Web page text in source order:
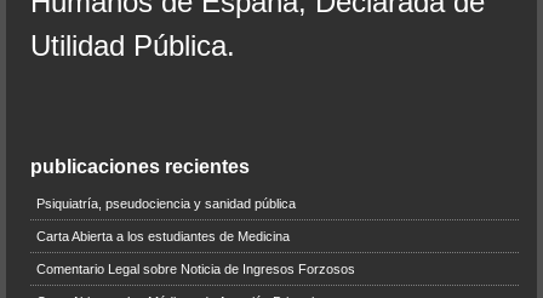
Utilidad Pública.
publicaciones recientes
Psiquiatría, pseudociencia y sanidad pública
Carta Abierta a los estudiantes de Medicina
Comentario Legal sobre Noticia de Ingresos Forzosos